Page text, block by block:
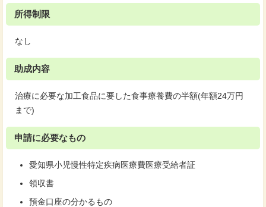
所得制限
なし
助成内容
治療に必要な加工食品に要した食事療養費の半額(年額24万円
まで)
申請に必要なもの
愛知県小児慢性特定疾病医療費医療受給者証
領収書
預金口座の分かるもの